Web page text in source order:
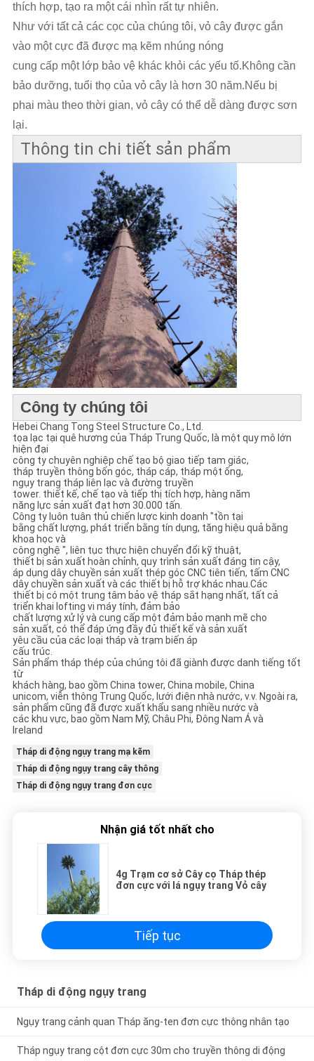
thích hợp, tạo ra một cái nhìn rất tự nhiên.
Như với tất cả các cọc của chúng tôi, vỏ cây được gắn
vào một cực đã được mạ kẽm nhúng nóng
cung cấp một lớp bảo vệ khác khỏi các yếu tố.Không cần
bảo dưỡng, tuổi thọ của vỏ cây là hơn 30 năm.Nếu bị
phai màu theo thời gian, vỏ cây có thể dễ dàng được sơn
lại.
Thông tin chi tiết sản phẩm
Công ty chúng tôi
Hebei Chang Tong Steel Structure Co., Ltd.
tọa lạc tại quê hương của Tháp Trung Quốc, là một quy mô lớn
hiện đại
công ty chuyên nghiệp chế tạo bộ giao tiếp tam giác,
tháp truyền thông bốn góc, tháp cáp, tháp một ống,
ngụy trang tháp liên lạc và đường truyền
tower. thiết kế, chế tạo và tiếp thị tích hợp, hàng năm
năng lực sản xuất đạt hơn 30.000 tấn.
Công ty luôn tuân thủ chiến lược kinh doanh "tồn tại
bằng chất lượng, phát triển bằng tín dụng, tăng hiệu quả bằng
khoa học và
công nghệ ", liên tục thực hiện chuyển đổi kỹ thuật,
thiết bị sản xuất hoàn chỉnh, quy trình sản xuất đáng tin cậy,
áp dụng dây chuyền sản xuất thép góc CNC tiên tiến, tấm CNC
dây chuyền sản xuất và các thiết bị hỗ trợ khác nhau.Các
thiết bị có một trung tâm bảo vệ tháp sắt hạng nhất, tất cả
triển khai lofting vi máy tính, đảm bảo
chất lượng xử lý và cung cấp một đảm bảo mạnh mẽ cho
sản xuất, có thể đáp ứng đầy đủ thiết kế và sản xuất
yêu cầu của các loại tháp và trạm biến áp
cấu trúc.
Sản phẩm tháp thép của chúng tôi đã giành được danh tiếng tốt
từ
khách hàng, bao gồm China tower, China mobile, China
unicom, viễn thông Trung Quốc, lưới điện nhà nước, v.v. Ngoài ra,
sản phẩm cũng đã được xuất khẩu sang nhiều nước và
các khu vực, bao gồm Nam Mỹ, Châu Phi, Đông Nam Á và
Ireland
Tháp di động ngụy trang mạ kẽm
Tháp di động ngụy trang cây thông
Tháp di động ngụy trang đơn cực
Nhận giá tốt nhất cho
4g Trạm cơ sở Cây cọ Tháp thép
đơn cực với lá ngụy trang Vỏ cây
Tiếp tục
Tháp di động ngụy trang
Ngụy trang cảnh quan Tháp ăng-ten đơn cực thông nhân tạo
Tháp ngụy trang cột đơn cực 30m cho truyền thông di động